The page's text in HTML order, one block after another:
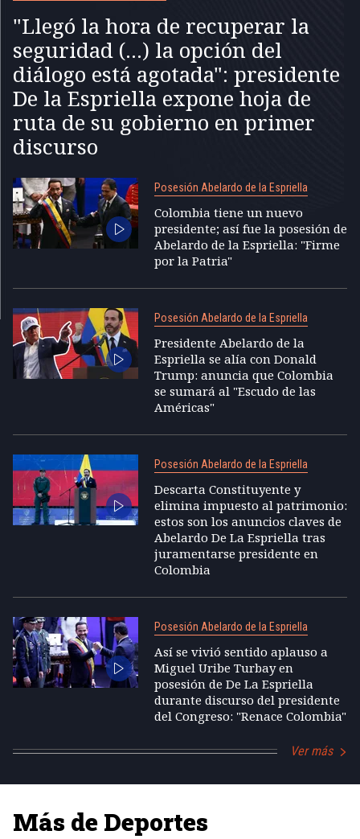
"Llegó la hora de recuperar la
seguridad (...) la opción del
diálogo está agotada": presidente
De la Espriella expone hoja de
ruta de su gobierno en primer
discurso
Posesión Abelardo de la Espriella
Colombia tiene un nuevo
presidente; así fue la posesión de
Abelardo de la Espriella: "Firme
por la Patria"
Posesión Abelardo de la Espriella
Presidente Abelardo de la
Espriella se alía con Donald
Trump: anuncia que Colombia
se sumará al "Escudo de las
Américas"
Posesión Abelardo de la Espriella
Descarta Constituyente y
elimina impuesto al patrimonio:
estos son los anuncios claves de
Abelardo De La Espriella tras
juramentarse presidente en
Colombia
Posesión Abelardo de la Espriella
Así se vivió sentido aplauso a
Miguel Uribe Turbay en
posesión de De La Espriella
durante discurso del presidente
del Congreso: "Renace Colombia"
Ver más
Más de Deportes